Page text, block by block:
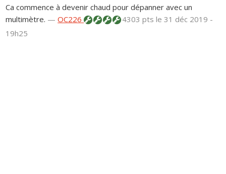
Ca commence à devenir chaud pour dépanner avec un
multimètre. —OC226 4303 ptsle 31 déc 2019 -
19h25